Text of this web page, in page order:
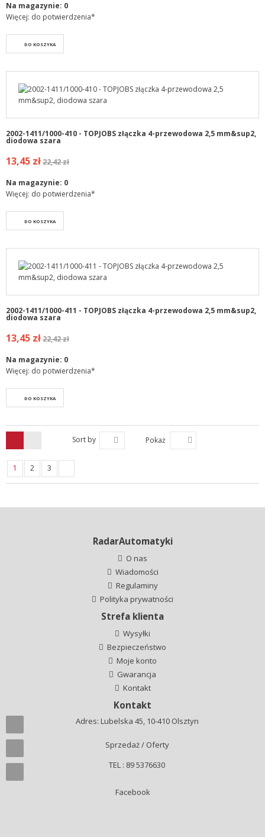
Na magazynie: 0
Więcej: do potwierdzenia*
DO KOSZYKA
2002-1411/1000-410 - TOPJOBS złączka 4-przewodowa 2,5 mm&sup2,
diodowa szara
13,45 zł22,42 zł
Na magazynie: 0
Więcej: do potwierdzenia*
DO KOSZYKA
2002-1411/1000-411 - TOPJOBS złączka 4-przewodowa 2,5 mm&sup2,
diodowa szara
13,45 zł22,42 zł
Na magazynie: 0
Więcej: do potwierdzenia*
DO KOSZYKA
Sort by Pokaż
1 2 3
RadarAutomatyki
O nas
Wiadomości
Regulaminy
Polityka prywatności
Strefa klienta
Wysyłki
Bezpieczeństwo
Moje konto
Gwarancja
Kontakt
Kontakt
Adres: Lubelska 45, 10-410 Olsztyn
Sprzedaż / Oferty
TEL : 89 5376630
Facebook